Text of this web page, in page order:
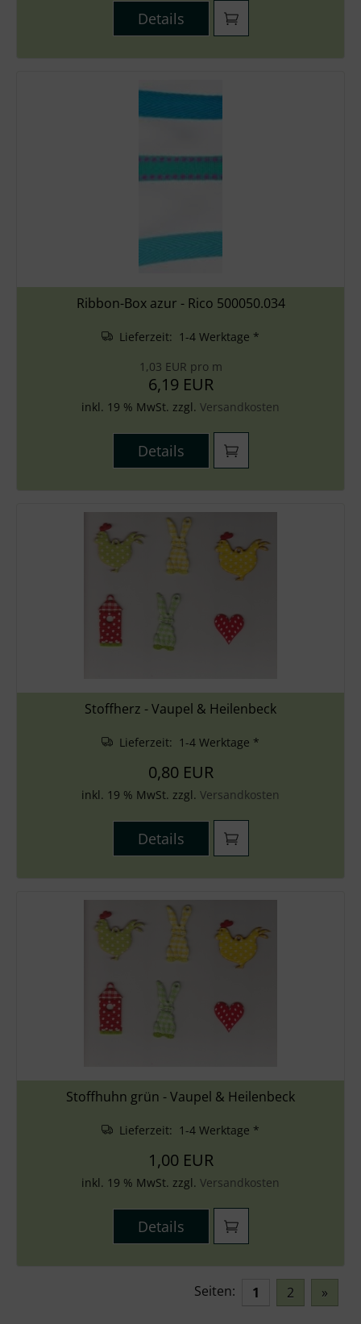
Details
Ribbon-Box azur - Rico 500050.034
Lieferzeit: 1-4 Werktage *
1,03 EUR pro m
6,19 EUR
inkl. 19 % MwSt. zzgl. Versandkosten
Details
Stoffherz - Vaupel & Heilenbeck
Lieferzeit: 1-4 Werktage *
0,80 EUR
inkl. 19 % MwSt. zzgl. Versandkosten
Details
Stoffhuhn grün - Vaupel & Heilenbeck
Lieferzeit: 1-4 Werktage *
1,00 EUR
inkl. 19 % MwSt. zzgl. Versandkosten
Details
Seiten: 1 2 »